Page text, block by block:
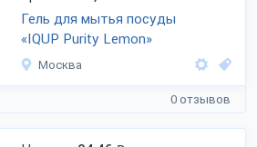
Гель для мытья посуды
«IQUP Purity Lemon»
Москва
0 отзывов